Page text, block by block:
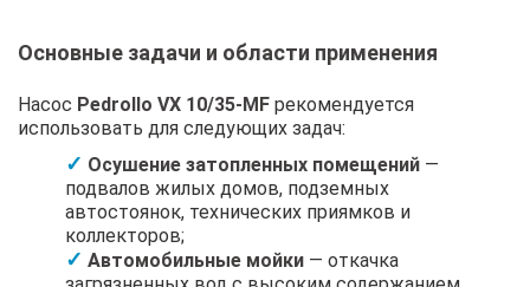
Основные задачи и области применения
Насос Pedrollo VX 10/35-MF рекомендуется
использовать для следующих задач:
Осушение затопленных помещений —
подвалов жилых домов, подземных
автостоянок, технических приямков и
коллекторов;
Автомобильные мойки — откачка